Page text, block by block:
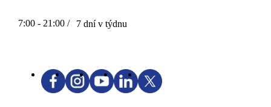
7:00 - 21:00 / 7 dní v týdnu